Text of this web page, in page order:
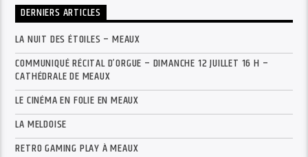
DERNIERS ARTICLES
LA NUIT DES ÉTOILES – MEAUX
COMMUNIQUÉ RÉCITAL D’ORGUE – DIMANCHE 12 JUILLET 16 H –
CATHÉDRALE DE MEAUX
LE CINÉMA EN FOLIE EN MEAUX
LA MELDOISE
RETRO GAMING PLAY À MEAUX